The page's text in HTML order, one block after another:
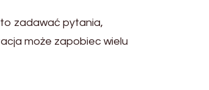
zadawać pytania,
może zapobiec wielu